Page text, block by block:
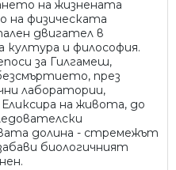
на жизнената
на физическата
двигател в
и философия.
за Гилгамеш,
през
лаборатории,
на живота, до
долина - стремежът
биологичният